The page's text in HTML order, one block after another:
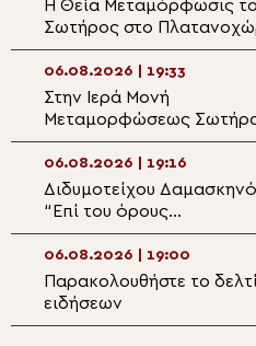
Η Θεία Μεταμόρφωσις
Σωτήρος στο
και τη Σαρακήνα
06.08.2026 | 19:33
Στην Ιερά Μονή
Μεταμορφώσεως
Ραψάνης ο
Λαρίσης
06.08.2026 | 19:16
Διδυμοτείχου
“Επί του όρους
μετεμορφώθης…”
06.08.2026 | 19:00
Παρακολουθήστε το
ειδήσεων